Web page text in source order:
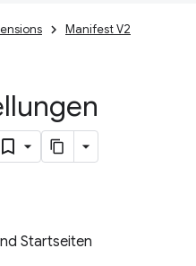
Manifest V2
Startseiten